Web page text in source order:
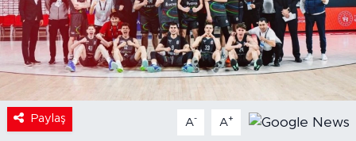
Paylaş A- A+